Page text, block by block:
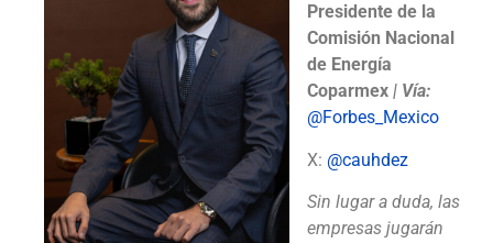
Presidente de la
Comisión Nacional
de Energía
Coparmex | Vía:
@Forbes_Mexico
X: @cauhdez
Sin lugar a duda, las
empresas jugarán